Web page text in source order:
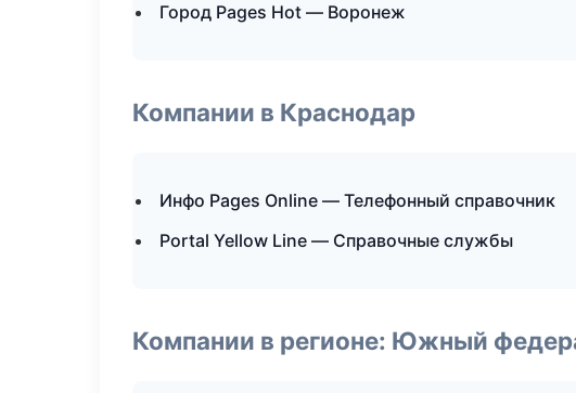
Город Pages Hot — Воронеж
Компании в Краснодар
Инфо Pages Online — Телефонный справочник
Portal Yellow Line — Справочные службы
Компании в регионе: Южный